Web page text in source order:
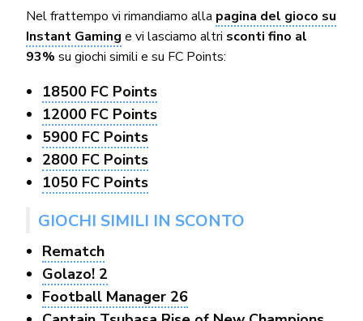
Nel frattempo vi rimandiamo alla pagina del gioco su
Instant Gaming e vi lasciamo altri sconti fino al
93% su giochi simili e su FC Points:
18500 FC Points
12000 FC Points
5900 FC Points
2800 FC Points
1050 FC Points
GIOCHI SIMILI IN SCONTO
Rematch
Golazo! 2
Football Manager 26